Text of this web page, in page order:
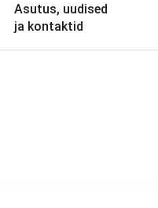
Asutus, uudised
ja kontaktid